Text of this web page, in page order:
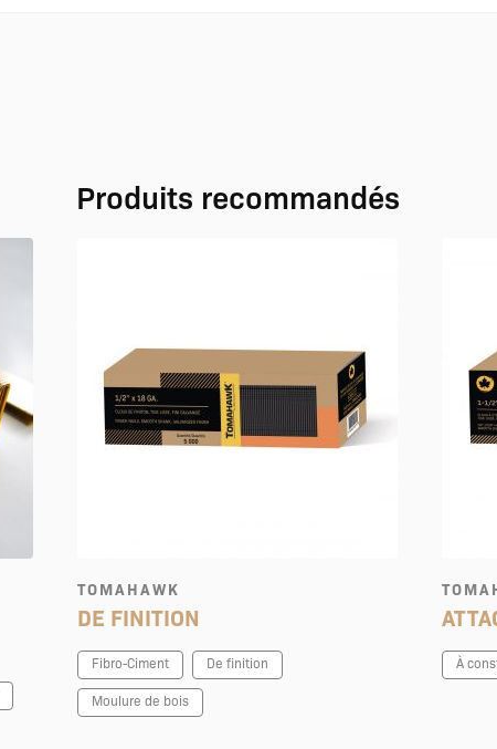
Produits recommandés
TOMAHAWK
DE FINITION
Fibro-Ciment De finition
Moulure de bois
À